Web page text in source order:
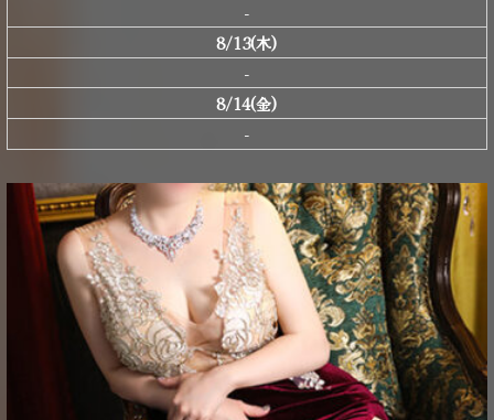
-
8/13(木)
-
8/14(金)
-